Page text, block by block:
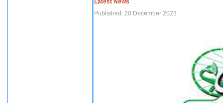
Latest News
Published: 20 December 2023